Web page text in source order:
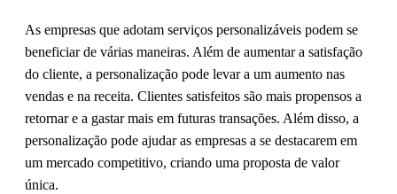
As empresas que adotam serviços personalizáveis podem se
beneficiar de várias maneiras. Além de aumentar a satisfação
do cliente, a personalização pode levar a um aumento nas
vendas e na receita. Clientes satisfeitos são mais propensos a
retornar e a gastar mais em futuras transações. Além disso, a
personalização pode ajudar as empresas a se destacarem em
um mercado competitivo, criando uma proposta de valor
única.